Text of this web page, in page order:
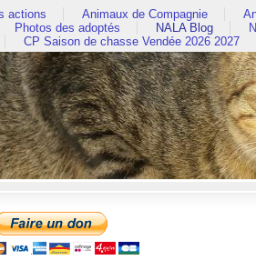
actions Animaux de Compagnie
Photos des adoptés NALA Blog
CP Saison de chasse Vendée 2026 2027